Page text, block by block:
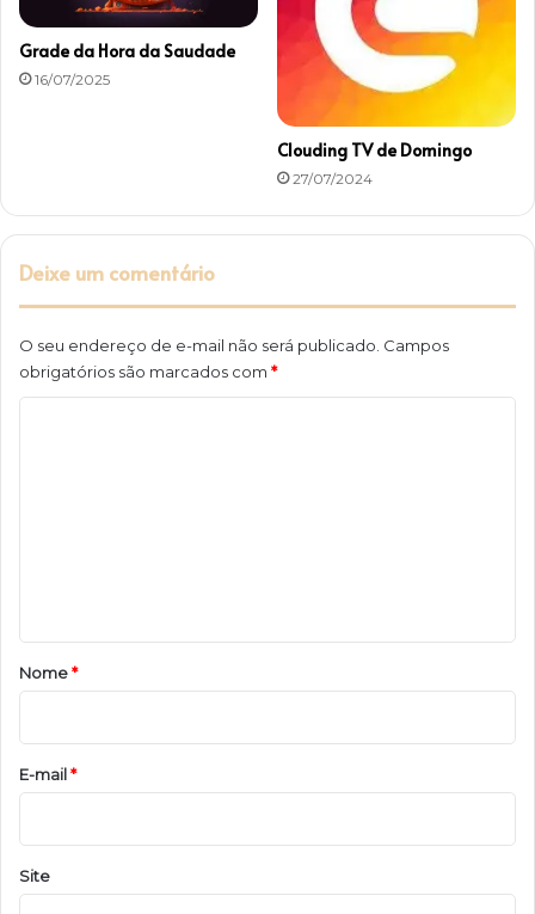
Grade da Hora da Saudade
16/07/2025
Clouding TV de Domingo
27/07/2024
Deixe um comentário
O seu endereço de e-mail não será publicado. Campos
obrigatórios são marcados com *
r
o
*
Nome*
E-mail*
Site